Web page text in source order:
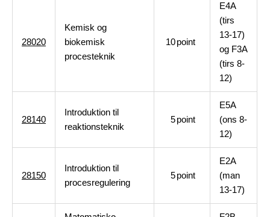
28020
Kemisk og
biokemisk
procesteknik
10point
E4A
(tirs
13-17)
og F3A
(tirs 8-
12)
28140
Introduktion til
reaktionsteknik
5point
E5A
(ons 8-
12)
28150
Introduktion til
procesregulering
5point
E2A
(man
13-17)